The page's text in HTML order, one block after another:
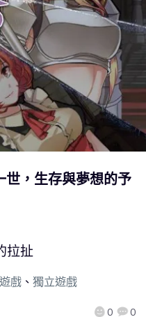
，生存與夢想的予
0 0
拉扯
戲、 獨立遊戲